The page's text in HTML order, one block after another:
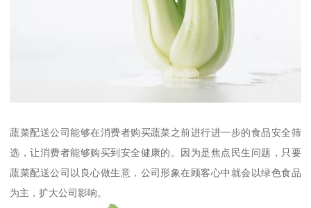
蔬菜配送公司能够在消费者购买蔬菜之前进行进一步的食品安全筛
选，让消费者能够购买到安全健康的。因为是焦点民生问题，只要
蔬菜配送公司以良心做生意，公司形象在顾客心中就会以绿色食品
为主，扩大公司影响。